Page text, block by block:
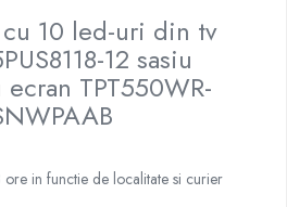
10 led-uri din tv
12 sasiu
TPT550WR-
in functie de localitate si curier